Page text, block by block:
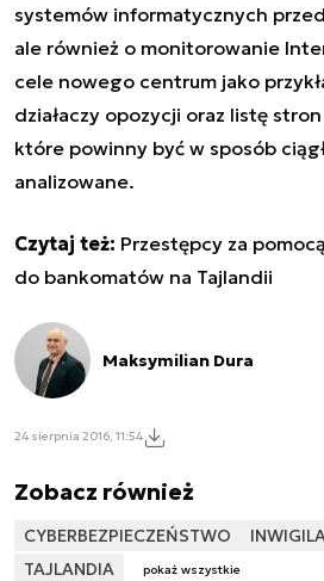
systemów informatycznych
ale również o monitorowanie
cele nowego centrum jako
działaczy opozycji oraz listę
które powinny być w sposób
analizowane.
Czytaj też: Przestępcy za
do bankomatów na Tajlandii
Maksymilian Dura
24 sierpnia 2016, 11:54
Zobacz również
CYBERBEZPIECZEŃSTWO
TAJLANDIA
pokaż wszystkie